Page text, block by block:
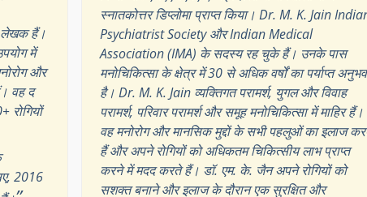
लेखक हैं।
में
और
वह द
रोगियों
2016
स्नातकोत्तर डिप्लोमा प्राप्त किया। Dr. M. K. Jain
Psychiatrist Society और Indian Medical
Association (IMA) के सदस्य रह चुके हैं। उनके पास
मनोचिकित्सा के क्षेत्र में 30 से अधिक वर्षों का पर्याप्त अनुभव
है। Dr. M. K. Jain व्यक्तिगत परामर्श, युगल और विवाह
परामर्श, परिवार परामर्श और समूह मनोचिकित्सा में माहिर हैं।
वह मनोरोग और मानसिक मुद्दों के सभी पहलुओं का इलाज
हैं और अपने रोगियों को अधिकतम चिकित्सीय लाभ प्राप्त
करने में मदद करते हैं। डॉ. एम. के. जैन अपने रोगियों को
सशक्त बनाने और इलाज के दौरान एक सुरक्षित और